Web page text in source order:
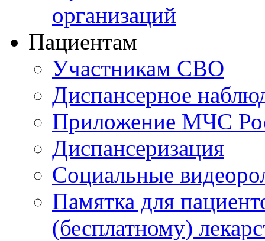
организаций
Пациентам
Участникам СВО
Диспансерное
Приложение МЧС
Диспансеризация
Социальные
Памятка для
(бесплатному)